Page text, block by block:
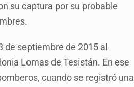
su captura por su probable
septiembre de 2015 al
Lomas de Tesistán. En ese
cuando se registró una